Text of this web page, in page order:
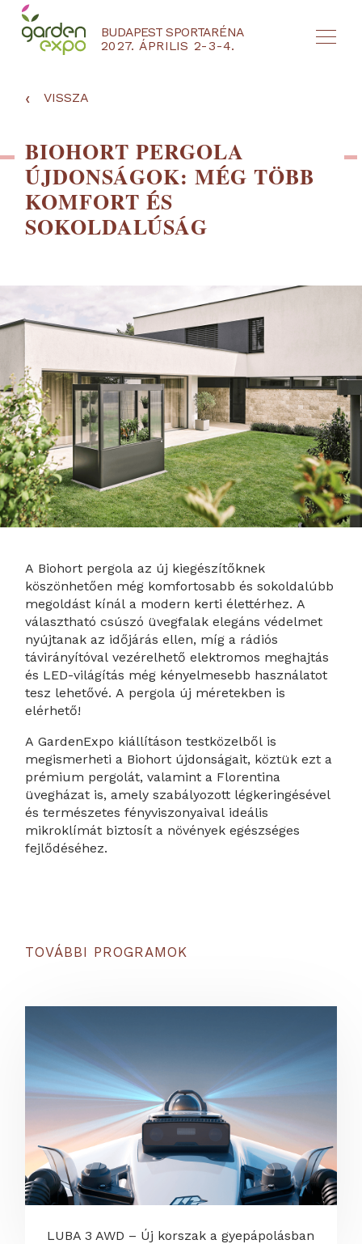
BUDAPEST SPORTARÉNA
2027. ÁPRILIS 2-3-4.
NYEREMÉNYJÁTÉK / REGISZTRÁCIÓ
‹ VISSZA
BIOHORT PERGOLA
ÚJDONSÁGOK: MÉG TÖBB
KOMFORT ÉS
SOKOLDALÚSÁG
A Biohort pergola az új kiegészítőknek
köszönhetően még komfortosabb és sokoldalúbb
megoldást kínál a modern kerti élettérhez. A
választható csúszó üvegfalak elegáns védelmet
nyújtanak az időjárás ellen, míg a rádiós
távirányítóval vezérelhető elektromos meghajtás
és LED-világítás még kényelmesebb használatot
tesz lehetővé. A pergola új méretekben is
elérhető!
A GardenExpo kiállításon testközelből is
megismerheti a Biohort újdonságait, köztük ezt a
prémium pergolát, valamint a Florentina
üvegházat is, amely szabályozott légkeringésével
és természetes fényviszonyaival ideális
mikroklímát biztosít a növények egészséges
fejlődéséhez.
TOVÁBBI PROGRAMOK
LUBA 3 AWD – Új korszak a gyepápolásban